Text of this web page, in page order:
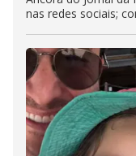
nas redes sociais;